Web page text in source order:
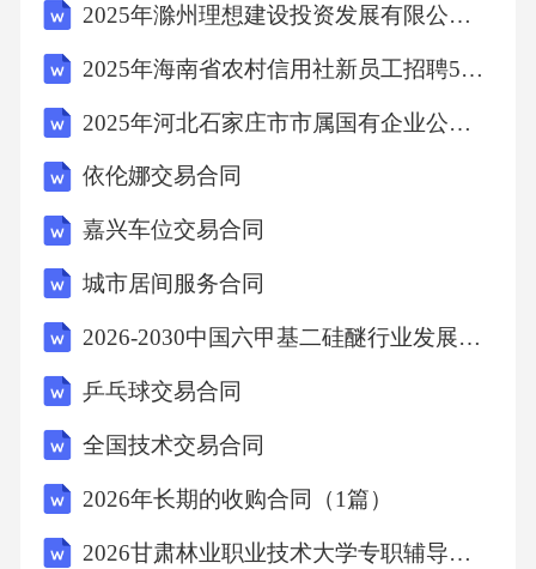
题。（4）不得干涉甲方正常使用房屋及享受物
业服务。7.3丙方权利义务（1）有权按照本合同
约定收取物业服务费用。（2）按照本合同约定
的物业服务内容及标准提供物业服务，履行勤
勉尽责义务。（3）定期公布物业服务费用收支
情况，接受甲方监督。（4）对甲方提出的合理
意见和建议及时进行整改。（5）在物业服务过
损害，丙方应承担相应的赔偿责任。第八条违
约责任8.1甲方违约责任（1）如甲方未按照本合
同约定按时支付房款或物业服务费用，每逾期
一天，应按照未支付金额的[X%]向乙方或丙方
支付违约金。逾期超过[具体天数]的，乙方或丙
方有权解除合同，并要求甲方承担违约责任。
2025年滁州理想建设投资发展有限公司公开招聘2名笔试历年常考点试题专练附带答案详解
2025年海南省农村信用社新员工招聘598人笔试历年典型考题及考点剖析附带答案详解
2025年河北石家庄市市属国有企业公开招聘管理人员及专业技术人员587名笔试历年常考点试题专练附带答案详解
依伦娜交易合同
嘉兴车位交易合同
城市居间服务合同
2026-2030中国六甲基二硅醚行业发展状况及投资前景分析研究报告
乒乓球交易合同
全国技术交易合同
2026年长期的收购合同（1篇）
2026甘肃林业职业技术大学专职辅导员招聘3人备考题库及完整答案详解1套